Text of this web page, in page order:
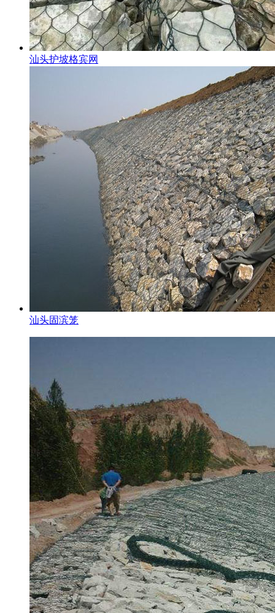
汕头护坡格宾网
汕头固滨笼